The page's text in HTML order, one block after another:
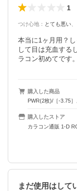
1
つけ心地 ： とても悪い
本当に1ヶ月用？
して目は充血する
ラコン初めてです
購入した商品
PWR(2枚)/［-3.75
購入したストア
カラコン通販 1-D